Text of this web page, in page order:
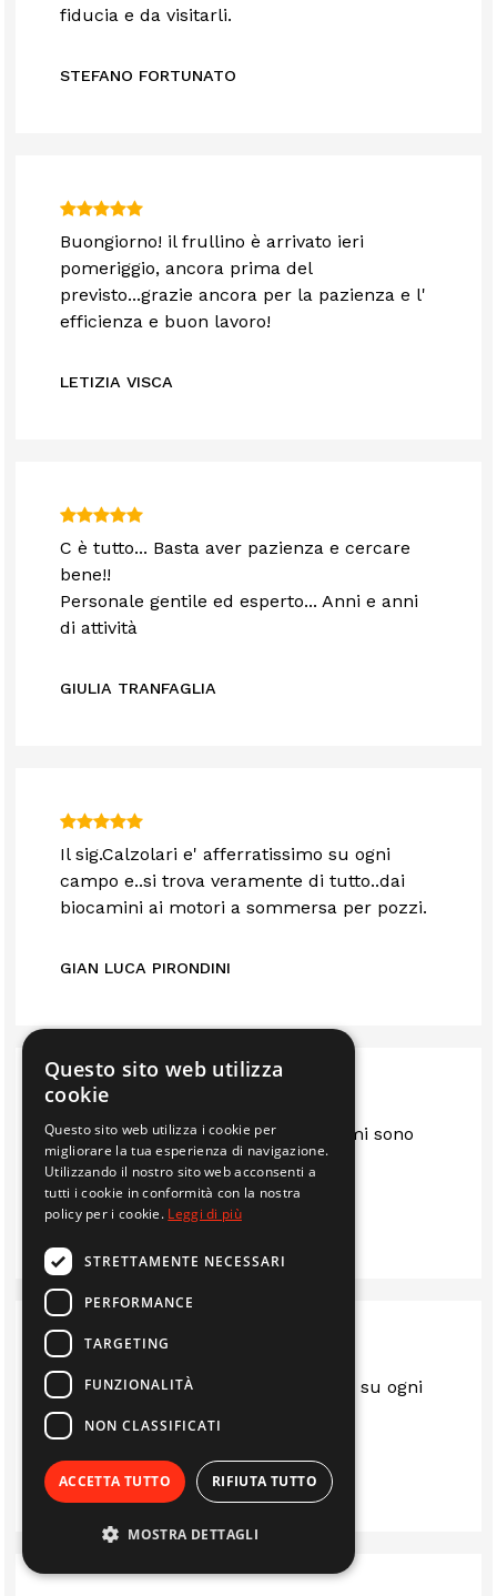
fiducia e da visitarli.
STEFANO FORTUNATO
Buongiorno! il frullino è arrivato ieri
pomeriggio, ancora prima del
previsto...grazie ancora per la pazienza e l'
efficienza e buon lavoro!
LETIZIA VISCA
C è tutto... Basta aver pazienza e cercare
bene!!
Personale gentile ed esperto... Anni e anni
di attività
GIULIA TRANFAGLIA
Il sig.Calzolari e' afferratissimo su ogni
campo e..si trova veramente di tutto..dai
biocamini ai motori a sommersa per pozzi.
GIAN LUCA PIRONDINI
Sono anni che mi servo da loro e mi sono
sempre trovato bene.. consigliato
IMMOBILIARE EDIL 2F S.R.L.
Sempre al top.. gentili e disponibili su ogni
questione
LUIS
Questo sito web utilizza
cookie
Questo sito web utilizza i cookie per
migliorare la tua esperienza di navigazione.
Utilizzando il nostro sito web acconsenti a
tutti i cookie in conformità con la nostra
policy per i cookie. Leggi di più
STRETTAMENTE NECESSARI
PERFORMANCE
TARGETING
FUNZIONALITÀ
NON CLASSIFICATI
ACCETTA TUTTO RIFIUTA TUTTO
MOSTRA DETTAGLI